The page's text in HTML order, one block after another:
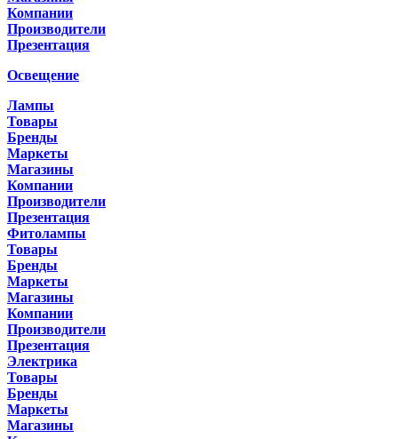
Компании
Производители
Презентация
Освещение
Лампы
Товары
Бренды
Маркеты
Магазины
Компании
Производители
Презентация
Фитолампы
Товары
Бренды
Маркеты
Магазины
Компании
Производители
Презентация
Электрика
Товары
Бренды
Маркеты
Магазины